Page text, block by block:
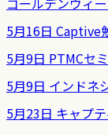
5月16日 Captive
5月9日 PTMCセ
5月9日 インドネ
5月23日 キャプ